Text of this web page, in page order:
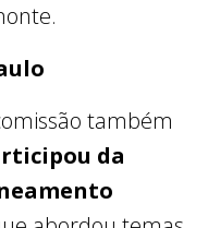
também
da